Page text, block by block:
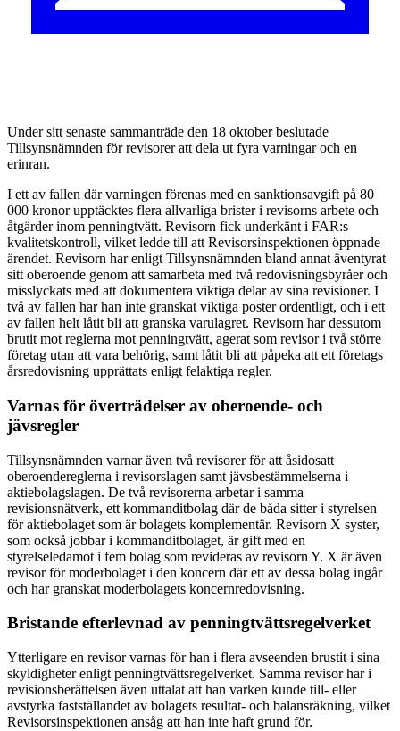
Under sitt senaste sammanträde den 18 oktober beslutade
Tillsynsnämnden för revisorer att dela ut fyra varningar och en
erinran.
I ett av fallen där varningen förenas med en sanktionsavgift på 80
000 kronor upptäcktes flera allvarliga brister i revisorns arbete och
åtgärder inom penningtvätt. Revisorn fick underkänt i FAR:s
kvalitetskontroll, vilket ledde till att Revisorsinspektionen öppnade
ärendet. Revisorn har enligt Tillsynsnämnden bland annat äventyrat
sitt oberoende genom att samarbeta med två redovisningsbyråer och
misslyckats med att dokumentera viktiga delar av sina revisioner. I
två av fallen har han inte granskat viktiga poster ordentligt, och i ett
av fallen helt låtit bli att granska varulagret. Revisorn har dessutom
brutit mot reglerna mot penningtvätt, agerat som revisor i två större
företag utan att vara behörig, samt låtit bli att påpeka att ett företags
årsredovisning upprättats enligt felaktiga regler.
Varnas för överträdelser av oberoende- och
jävsregler
Tillsynsnämnden varnar även två revisorer för att åsidosatt
oberoendereglerna i revisorslagen samt jävsbestämmelserna i
aktiebolagslagen. De två revisorerna arbetar i samma
revisionsnätverk, ett kommanditbolag där de båda sitter i styrelsen
för aktiebolaget som är bolagets komplementär. Revisorn X syster,
som också jobbar i kommanditbolaget, är gift med en
styrelseledamot i fem bolag som revideras av revisorn Y. X är även
revisor för moderbolaget i den koncern där ett av dessa bolag ingår
och har granskat moderbolagets koncernredovisning.
Bristande efterlevnad av penningtvättsregelverket
Ytterligare en revisor varnas för han i flera avseenden brustit i sina
skyldigheter enligt penningtvättsregelverket. Samma revisor har i
revisionsberättelsen även uttalat att han varken kunde till- eller
avstyrka fastställandet av bolagets resultat- och balansräkning, vilket
Revisorsinspektionen ansåg att han inte haft grund för.